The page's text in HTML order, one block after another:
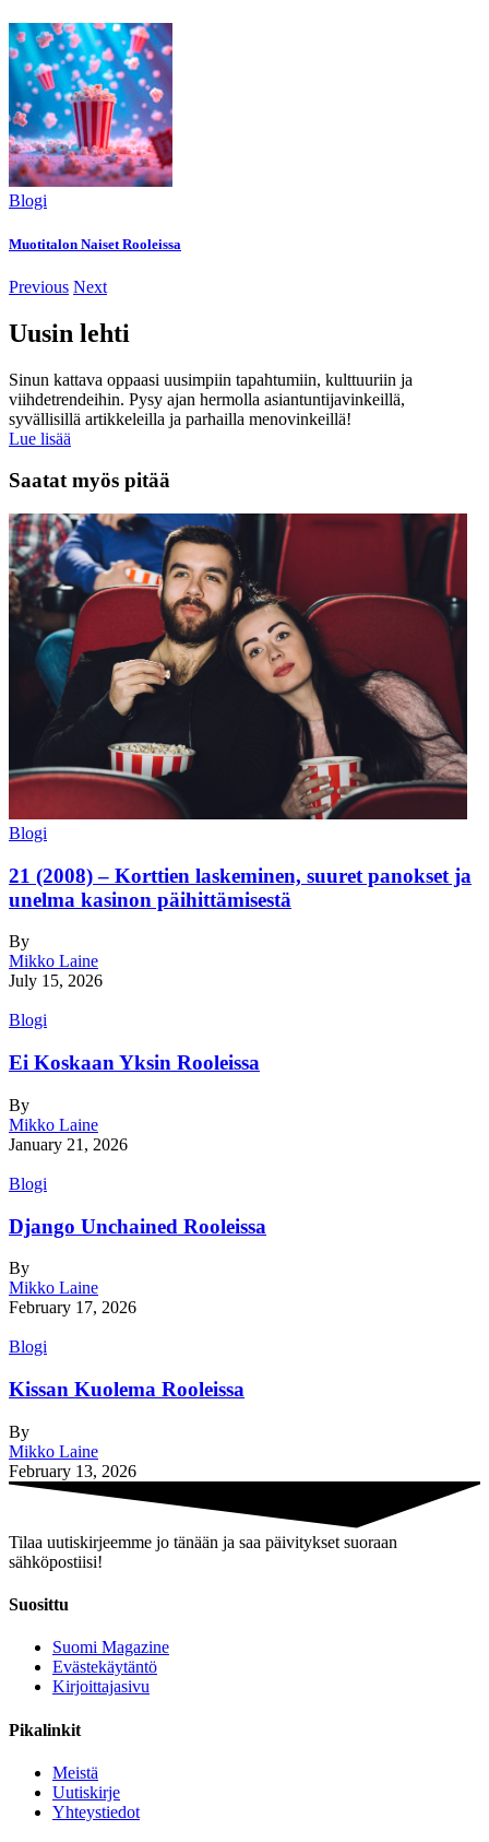
Blogi
Muotitalon Naiset Rooleissa
Previous Next
Uusin lehti
Sinun kattava oppaasi uusimpiin tapahtumiin, kulttuuriin ja
viihdetrendeihin. Pysy ajan hermolla asiantuntijavinkeillä,
syvällisillä artikkeleilla ja parhailla menovinkeillä!
Lue lisää
Saatat myös pitää
Blogi
21 (2008) – Korttien laskeminen, suuret panokset ja
unelma kasinon päihittämisestä
By
Mikko Laine
July 15, 2026
Blogi
Ei Koskaan Yksin Rooleissa
By
Mikko Laine
January 21, 2026
Blogi
Django Unchained Rooleissa
By
Mikko Laine
February 17, 2026
Blogi
Kissan Kuolema Rooleissa
By
Mikko Laine
February 13, 2026
Tilaa uutiskirjeemme jo tänään ja saa päivitykset suoraan
sähköpostiisi!
Suosittu
Suomi Magazine
Evästekäytäntö
Kirjoittajasivu
Pikalinkit
Meistä
Uutiskirje
Yhteystiedot